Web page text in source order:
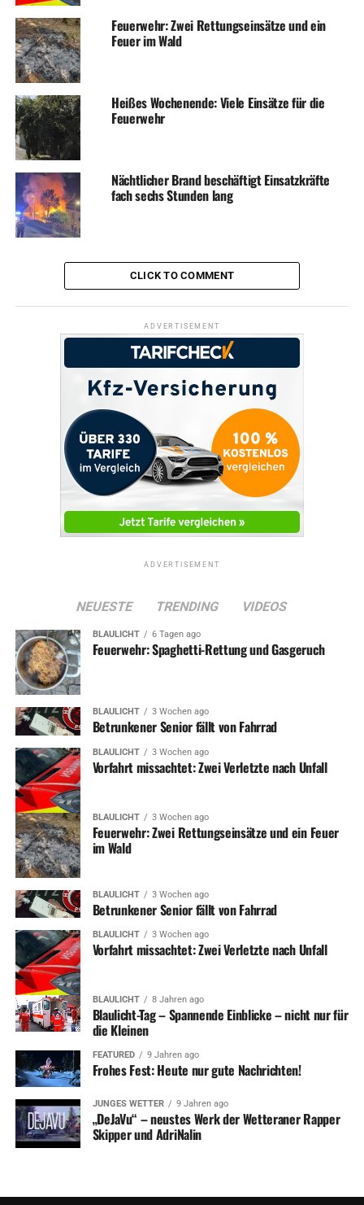
Feuerwehr: Zwei Rettungseinsätze und ein
Feuer im Wald
Heißes Wochenende: Viele Einsätze für die
Feuerwehr
Nächtlicher Brand beschäftigt Einsatzkräfte
fach sechs Stunden lang
CLICK TO COMMENT
ADVERTISEMENT
ADVERTISEMENT
NEUESTE TRENDING VIDEOS
BLAULICHT 6 Tagen ago
Feuerwehr: Spaghetti-Rettung und Gasgeruch
BLAULICHT 3 Wochen ago
Betrunkener Senior fällt von Fahrrad
BLAULICHT 3 Wochen ago
Vorfahrt missachtet: Zwei Verletzte nach Unfall
BLAULICHT 3 Wochen ago
Feuerwehr: Zwei Rettungseinsätze und ein Feuer
im Wald
BLAULICHT 3 Wochen ago
Betrunkener Senior fällt von Fahrrad
BLAULICHT 3 Wochen ago
Vorfahrt missachtet: Zwei Verletzte nach Unfall
BLAULICHT 8 Jahren ago
Blaulicht-Tag – Spannende Einblicke – nicht nur für
die Kleinen
FEATURED 9 Jahren ago
Frohes Fest: Heute nur gute Nachrichten!
JUNGES WETTER 9 Jahren ago
„DeJaVu“ – neustes Werk der Wetteraner Rapper
Skipper und AdriNalin